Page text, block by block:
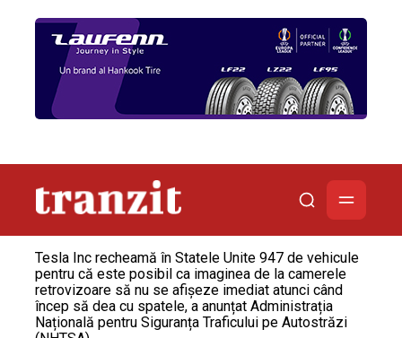
Tesla Inc recheamă în Statele Unite 947 de vehicule
pentru că este posibil ca imaginea de la camerele
retrovizoare să nu se afișeze imediat atunci când
încep să dea cu spatele, a anunțat Administrația
Națională pentru Siguranța Traficului pe Autostrăzi